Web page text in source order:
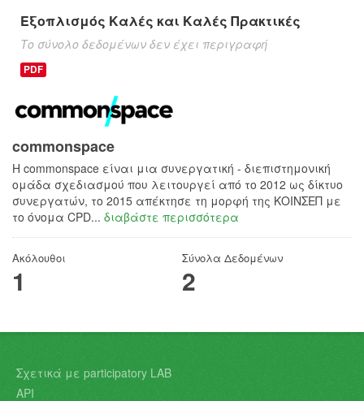
Εξοπλισμός Καλές και Καλές Πρακτικές
Το σύνολο δεδομένων δεν έχει περιγραφή
PDF
commonspace
H commonspace είναι μια συνεργατική - διεπιστημονική
ομάδα σχεδιασμού που λειτουργεί από το 2012 ως δίκτυο
συνεργατών, το 2015 απέκτησε τη μορφή της ΚΟΙΝΣΕΠ με
το όνομα CPD... διαβάστε περισσότερα
Ακόλουθοι
1
Σύνολα Δεδομένων
2
Σχετικά με participatory LAB
API